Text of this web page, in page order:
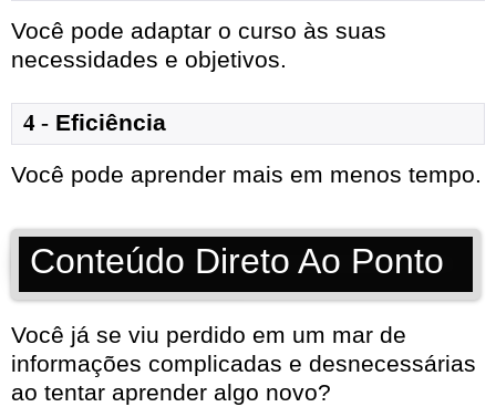
Você pode adaptar o curso às suas
necessidades e objetivos.
4 - Eficiência
Você pode aprender mais em menos tempo.
Conteúdo Direto Ao Ponto
Você já se viu perdido em um mar de
informações complicadas e desnecessárias
ao tentar aprender algo novo?